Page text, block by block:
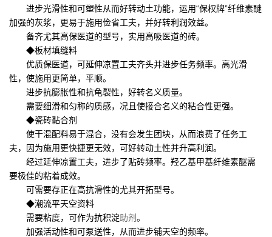
进步光滑性和可塑性从而好转动土功能，运用“保权牌”纤维素醚
加强的灰浆，更易于施用俭省工夫，并好转利润效益。
备齐尤其高保医道的型号，实用高吸医道的砖。
◆板材填缝料
优质保医道，可延伸凉置工夫齐头并进步任务频率。高光滑
性，使施用更简单，平顺。
进步抗膨胀性和抗龟裂性，好转名义质量。
需要细滑和匀称的质感，况且使接合名义的粘合性更强。
◆瓷砖黏合剂
使干混配料易于混合，没有会发生团块，从而浪费了任务工
夫，因为施用更快捷更无效，可好转动土性并升高利润。
经过延伸凉置工夫，进步了贴砖频率。羟乙基甲基纤维素醚需
要极佳的粘着成效。
可需要存正在高抗滑性的尤其开拓型号。
◆潮流平天空资料
需要粘度，可作为抗积淀助剂。
加强活动性和可泵送性，从而进步铺天空的频率。